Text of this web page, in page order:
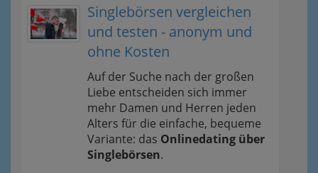
Singlebörsen vergleichen
und testen - anonym und
ohne Kosten
Auf der Suche nach der großen
Liebe entscheiden sich immer
mehr Damen und Herren jeden
Alters für die einfache, bequeme
Variante: das Onlinedating über
Singlebörsen.